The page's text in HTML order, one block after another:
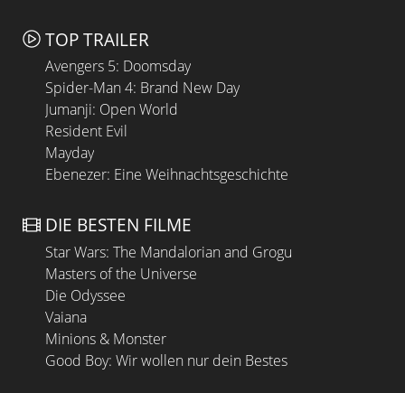
TOP TRAILER
Avengers 5: Doomsday
Spider-Man 4: Brand New Day
Jumanji: Open World
Resident Evil
Mayday
Ebenezer: Eine Weihnachtsgeschichte
DIE BESTEN FILME
Star Wars: The Mandalorian and Grogu
Masters of the Universe
Die Odyssee
Vaiana
Minions & Monster
Good Boy: Wir wollen nur dein Bestes